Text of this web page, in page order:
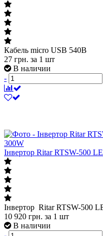
Кабель micro USB 540B
27 грн. за 1 шт
В наличии
-
Інвертор Ritar RTSW-500
Інвертор Ritar RTSW-500
10 920 грн. за 1 шт
В наличии